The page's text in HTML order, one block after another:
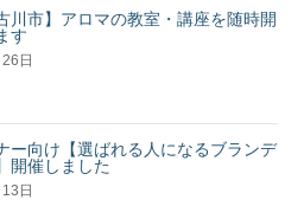
川市】アロマの教室・講座を随時開
す
日
ー向け【選ばれる人になるブランデ
開催しました
日